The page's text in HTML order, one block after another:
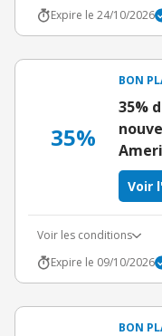
Expire le 24/10/2026
35%
BON
35%
Voir
Voir les conditions
Expire le 09/10/2026
BON